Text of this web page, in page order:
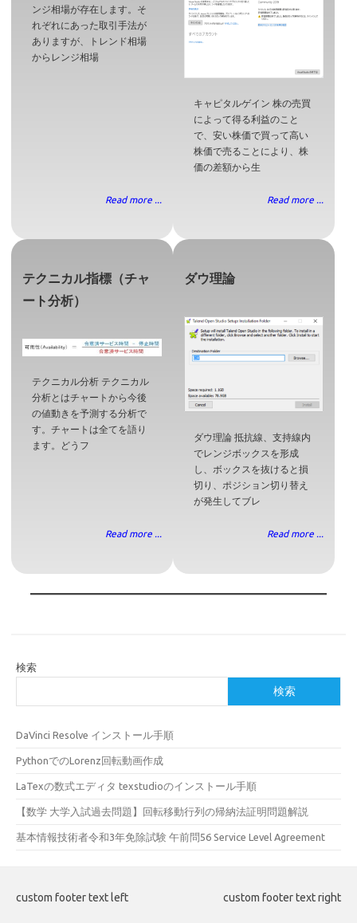
ンジ相場が存在します。そ
れぞれにあった取引手法が
ありますが、トレンド相場
からレンジ相場
Read more ...
キャピタルゲイン 株の売買
によって得る利益のこと
で、安い株価で買って高い
株価で売ることにより、株
価の差額から生
Read more ...
テクニカル指標（チャ
ート分析）
テクニカル分析 テクニカル
分析とはチャートから今後
の値動きを予測する分析で
す。チャートは全てを語り
ます。どうフ
Read more ...
ダウ理論
ダウ理論 抵抗線、支持線内
でレンジボックスを形成
し、ボックスを抜けると損
切り、ポジション切り替え
が発生してブレ
Read more ...
検索
検索
DaVinci Resolve インストール手順
PythonでのLorenz回転動画作成
LaTexの数式エディタ texstudioのインストール手順
【数学 大学入試過去問題】回転移動行列の帰納法証明問題解説
基本情報技術者令和3年免除試験 午前問56 Service Level Agreement
custom footer text left custom footer text right